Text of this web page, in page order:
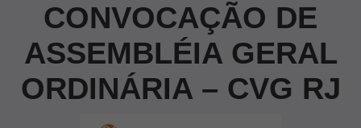
CONVOCAÇÃO DE
ASSEMBLÉIA GERAL
ORDINÁRIA – CVG RJ